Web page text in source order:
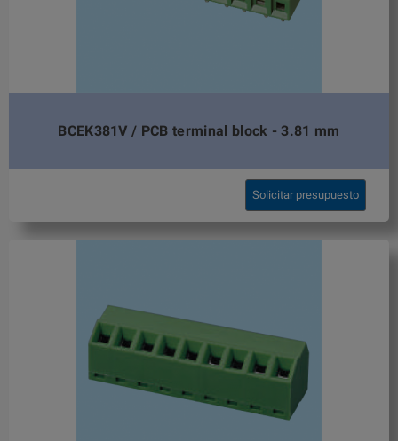
BCEK381V / PCB terminal block - 3.81 mm
Solicitar presupuesto